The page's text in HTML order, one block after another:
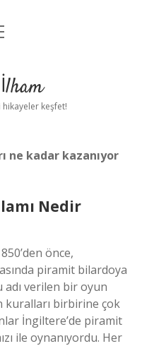
keşfet!
ne kadar kazanıyor
Nedir
önce,
piramit bilardoya
verilen bir oyun
kuralları birbirine çok
İngiltere’de piramit
ile oynanıyordu. Her